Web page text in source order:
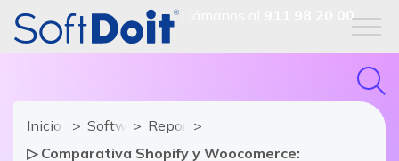
911 98 20 00
Inicio Software eCommerce
Reportajes
▷ Comparativa Shopify y Woocomerce: